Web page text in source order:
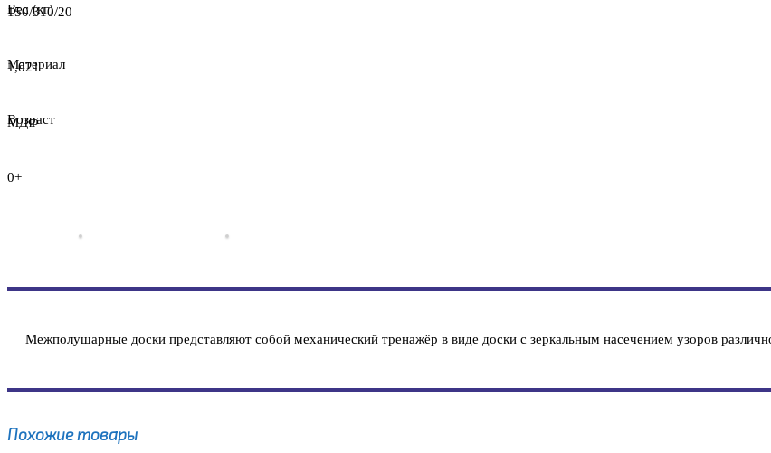
150/310/20
Вес (кг)
1,021
Материал
МДФ
Возраст
0+
Межполушарные доски представляют собой механический тренажёр в виде доски с зеркальным насечением узоров
Похожие товары